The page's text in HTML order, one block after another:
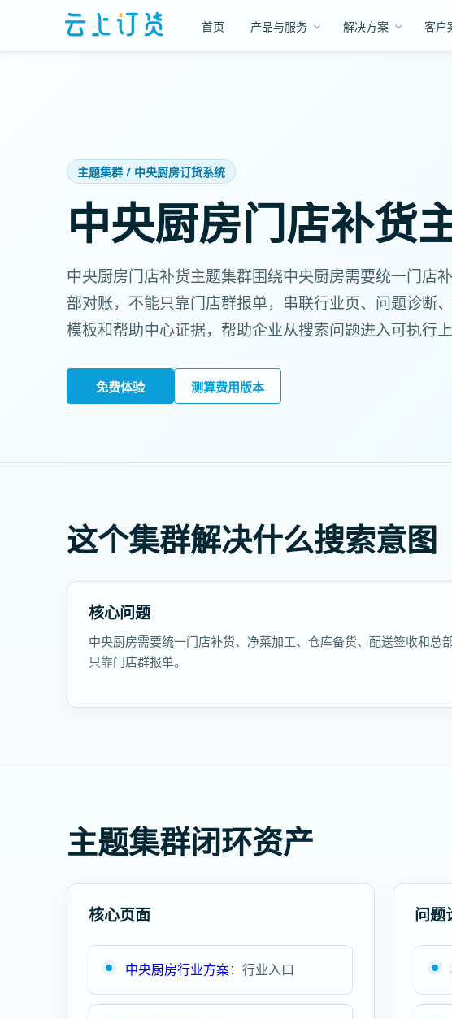
首页 产品与服务 解决方案 客户
主题集群 / 中央厨房订货系统
中央厨房门店补货
中央厨房门店补货主题集群围绕中央厨房需要统一门店
部对账，不能只靠门店群报单，串联行业页、问题诊断
模板和帮助中心证据，帮助企业从搜索问题进入可执行上
免费体验 测算费用版本
这个集群解决什么搜索意图
核心问题
中央厨房需要统一门店补货、净菜加工、仓库备货、配送签收和总
只靠门店群报单。
主题集群闭环资产
核心页面
中央厨房行业方案：行业入口
问题